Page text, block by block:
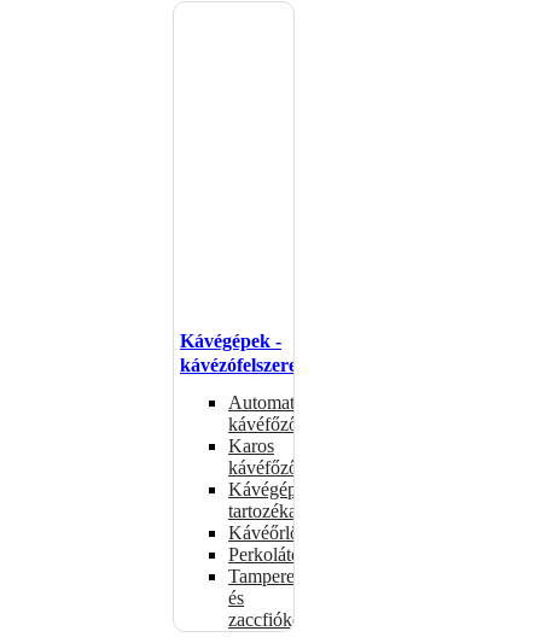
Kávégépek -
kávézófelszerelés
Automata
kávéfőzők
Karos
kávéfőzők
Kávégépek
tartozékai
Kávéőrlők
Perkolátorok
Tamperek
és
zaccfiókok